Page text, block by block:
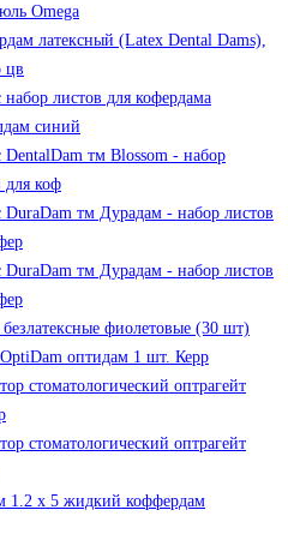
Omega
латексный (Latex Dental Dams),
цв
набор листов для кофердама
синий
DentalDam тм Blossom - набор
для коф
DuraDam тм Дурадам - набор листов
DuraDam тм Дурадам - набор листов
фиолетовые (30 шт)
оптидам 1 шт. Керр
стоматологический оптрагейт
стоматологический оптрагейт
1.2 х 5 жидкий коффердам